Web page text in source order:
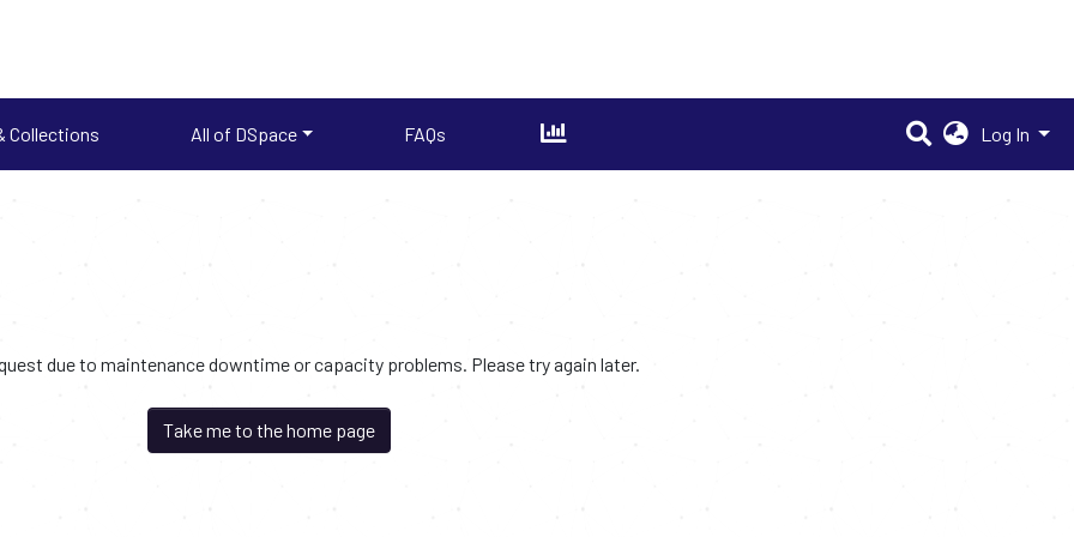
Collections All of DSpace FAQs Log In
due to maintenance downtime or capacity problems. Please try again later.
Take me to the home page